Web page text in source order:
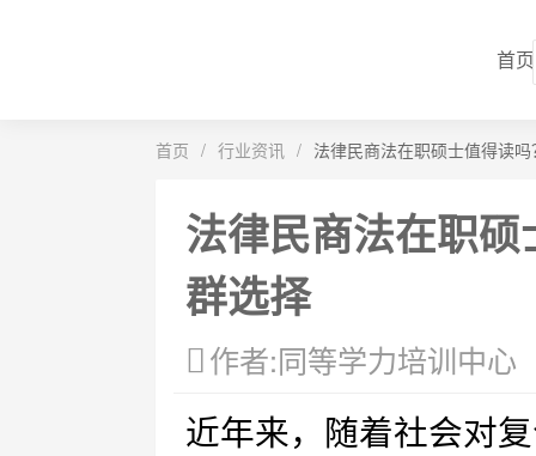
首页
首页 / 行业资讯 / 法律民商法在职硕士值得读
法律民商法在职
群选择
作者:同等学力培训中心
近年来，随着社会对